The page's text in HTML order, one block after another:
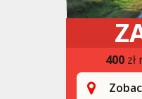
400zł